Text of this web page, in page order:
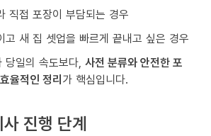
직접 포장이 부담되는 경우
고 새 집 셋업을 빠르게 끝내고 싶은 경우
당일의 속도보다, 사전 분류와 안전한 포
율적인 정리가 핵심입니다.
진행 단계